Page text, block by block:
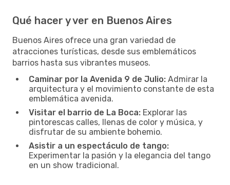
Qué hacer y ver en Buenos Aires
Buenos Aires ofrece una gran variedad de
atracciones turísticas, desde sus emblemáticos
barrios hasta sus vibrantes museos.
Caminar por la Avenida 9 de Julio: Admirar la
arquitectura y el movimiento constante de esta
emblemática avenida.
Visitar el barrio de La Boca: Explorar las
pintorescas calles, llenas de color y música, y
disfrutar de su ambiente bohemio.
Asistir a un espectáculo de tango:
Experimentar la pasión y la elegancia del tango
en un show tradicional.